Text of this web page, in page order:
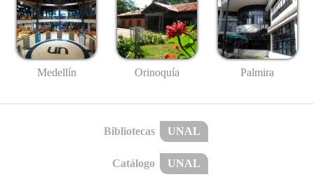
Medellín Orinoquía Palmira
Bibliotecas UNAL
Catálogo UNAL